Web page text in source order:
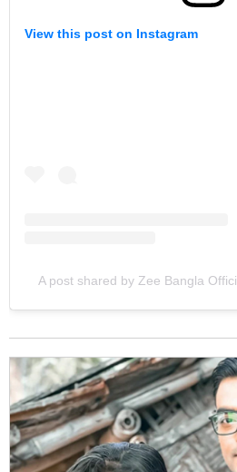
View this post on Instagram
A post shared by Zee Bangla